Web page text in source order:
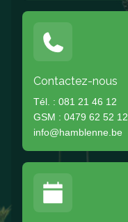
Contactez-nous
Tél. : 081 21 46 12
GSM : 0479 62 52 12
info@hamblenne.be